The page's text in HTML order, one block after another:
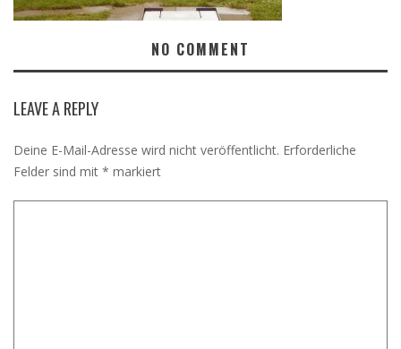
NO COMMENT
LEAVE A REPLY
Deine E-Mail-Adresse wird nicht veröffentlicht. Erforderliche
Felder sind mit * markiert